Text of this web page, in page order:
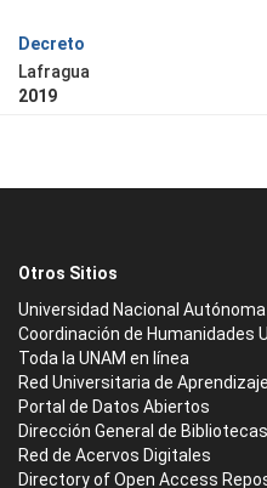
Decreto
Lafragua
2019
Otros Sitios
Universidad Nacional
Coordinación de Humanidades
Toda la UNAM en línea
Red Universitaria de Aprendizaje
Portal de Datos Abiertos
Dirección General de Bibliotecas
Red de Acervos Digitales
Directory of Open Access